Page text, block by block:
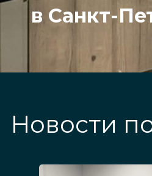
в Санкт-
Новости